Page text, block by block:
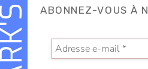
ABONNEZ-VOUS À